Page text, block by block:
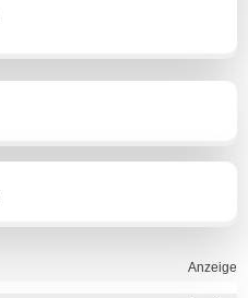
Anzeige